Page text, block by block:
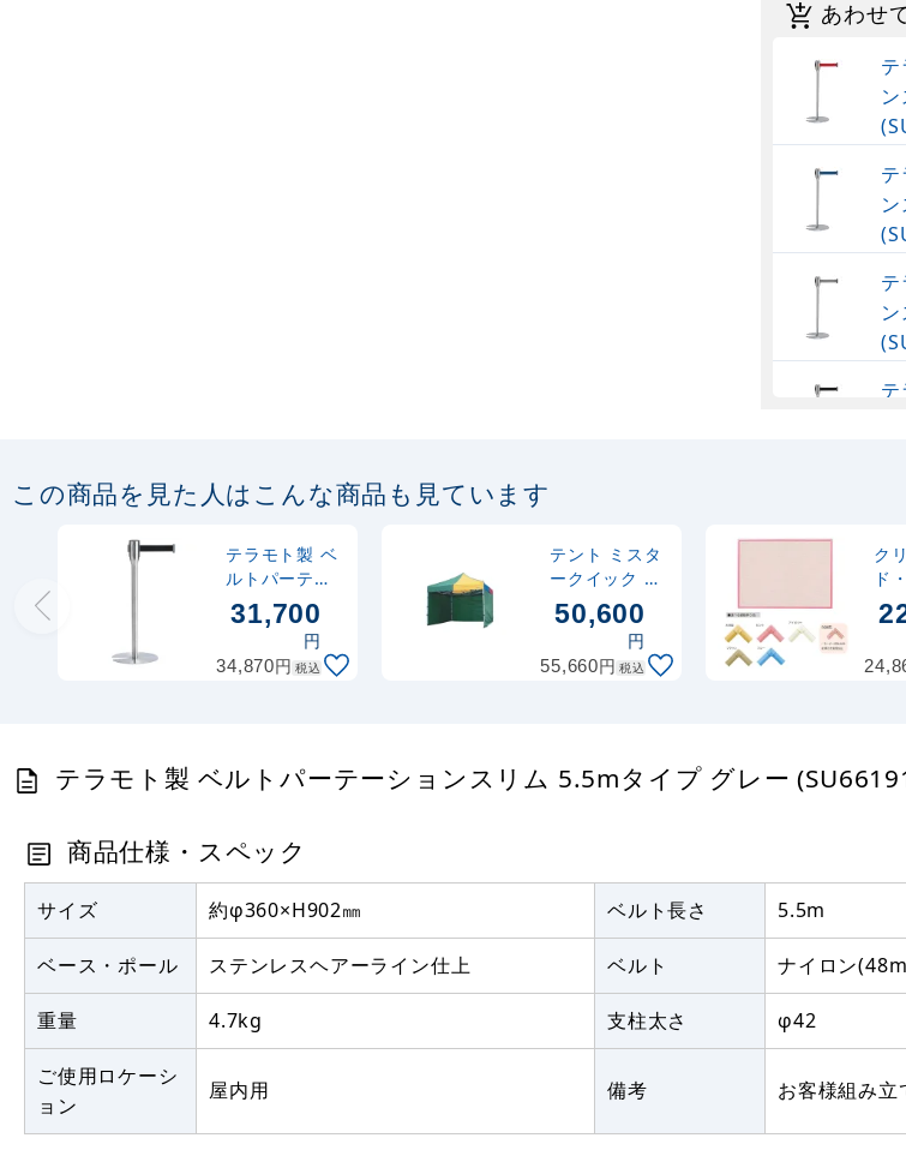
あわせ
ス
テ
プ
この商品を見た人はこんな商品も見ています
テラモト製 ベ
ルトパーテー
ションスリム
5.5mタイプ
(SU6619107)
31,700
円
34,870円 税込
テント ミスタ
ークイック 三
方幕のみ T-24
用 赤
(53025RED)
※本体別売り
50,600
円
55,660円 税込
ク
ド
ワ
示
テラモト製 ベルトパーテーションスリム 5.5mタイプ グレー
商品仕様・スペック
サイズ 約φ360×H902㎜ ベルト長さ 5.5m
ベース・ポール ステンレスヘアーライン仕上 ベルト ナイロン
重量 4.7kg 支柱太さ φ42
ご使用ロケーシ
ョン
屋内用 備考 お客様組み立